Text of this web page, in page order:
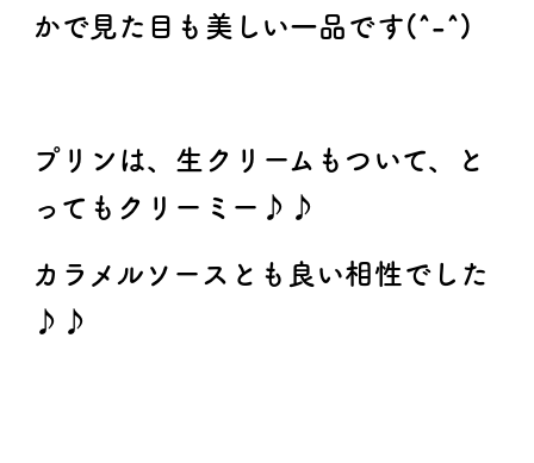
かで見た目も美しい一品です(^-^)
プリンは、生クリームもついて、と
ってもクリーミー♪♪
カラメルソースとも良い相性でした
♪♪